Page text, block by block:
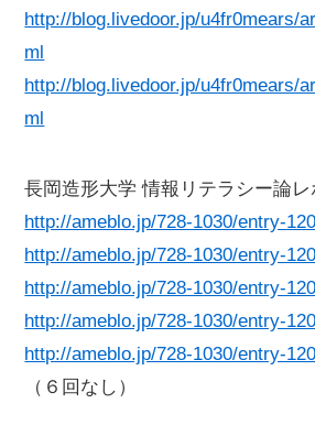
http://blog.livedoor.jp/u4fr0mears/
ml
http://blog.livedoor.jp/u4fr0mears/
ml
長岡造形大学 情報リテラシー論レ
http://ameblo.jp/728-1030/entry-
http://ameblo.jp/728-1030/entry-
http://ameblo.jp/728-1030/entry-
http://ameblo.jp/728-1030/entry-
http://ameblo.jp/728-1030/entry-
（６回なし）